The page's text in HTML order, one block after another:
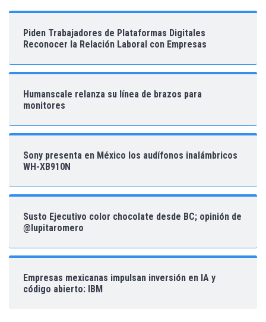
Piden Trabajadores de Plataformas Digitales
Reconocer la Relación Laboral con Empresas
Humanscale relanza su línea de brazos para
monitores
Sony presenta en México los audífonos inalámbricos
WH-XB910N
Susto Ejecutivo color chocolate desde BC; opinión de
@lupitaromero
Empresas mexicanas impulsan inversión en IA y
código abierto: IBM